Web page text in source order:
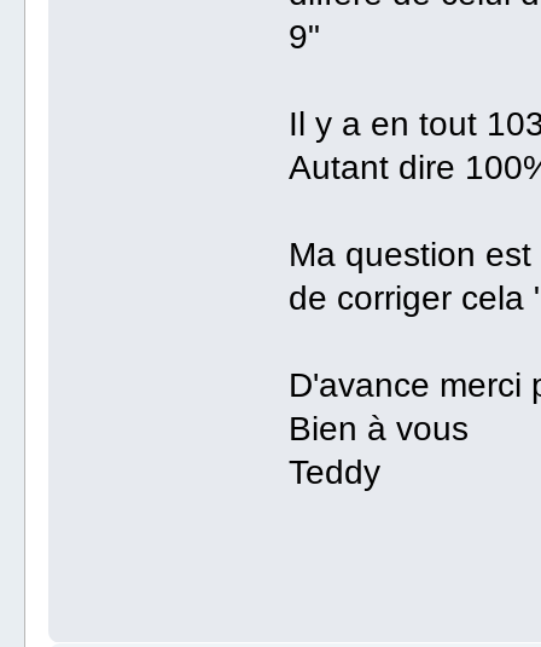
9"
Il y a en tout
Autant dire
Ma question
de corriger cela
D'avance merci
Bien à vous
Teddy